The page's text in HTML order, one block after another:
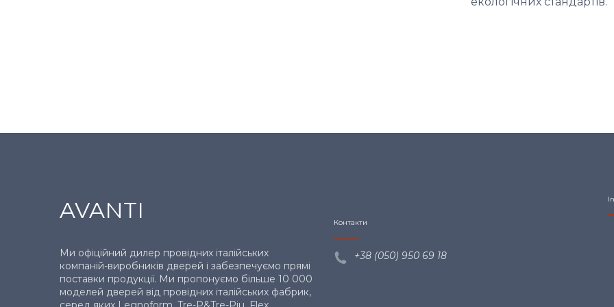
AVANTI
Ми офіційний дилер провідних італійських
компаній-виробників дверей і забезпечуємо прямі
поставки продукції. Ми пропонуємо більше 10 000
моделей дверей від провідних італійських фабрик,
Контакти
+38 (050) 950 69 18